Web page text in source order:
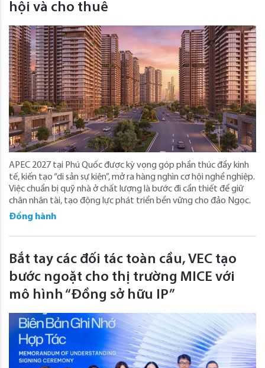
hội và cho thuê
APEC 2027 tại Phú Quốc được kỳ vọng góp phần thúc đẩy kinh
tế, kiến tạo “di sản sự kiện”, mở ra hàng nghìn cơ hội nghề nghiệp.
Việc chuẩn bị quỹ nhà ở chất lượng là bước đi cần thiết để giữ
chân nhân tài, tạo động lực phát triển bền vững cho đảo Ngọc.
Đồng hành
Bắt tay các đối tác toàn cầu, VEC tạo
bước ngoặt cho thị trường MICE với
mô hình “Đồng sở hữu IP”